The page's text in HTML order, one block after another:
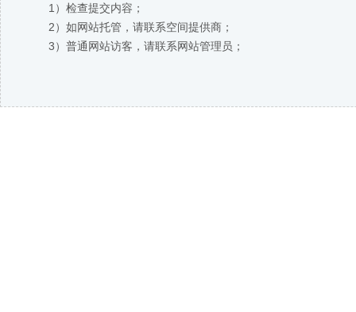
1）检查提交内容；
2）如网站托管，请联系空间提供商；
3）普通网站访客，请联系网站管理员；